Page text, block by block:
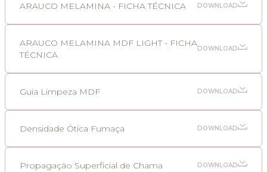
ARAUCO MELAMINA - FICHA TÉCNICA DOWNLOAD
ARAUCO MELAMINA MDF LIGHT - FICHA
TÉCNICA
DOWNLOAD
Guia Limpeza MDF DOWNLOAD
Densidade Ótica Fumaça DOWNLOAD
Propagação Superficial de Chama DOWNLOAD